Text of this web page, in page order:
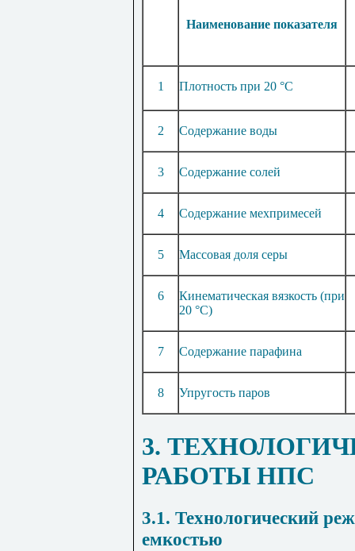
Наименование показателя
1 Плотность при 20 °С
2 Содержание воды
3 Содержание солей
4 Содержание мехпримесей
5 Массовая доля серы
6
Кинематическая вязкость (при
20 °С)
7 Содержание парафина
8 Упругость паров
3.
РАБОТЫ НПС
3.1. Технологический
емкостью